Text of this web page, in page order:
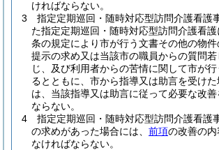
ければならない。
3
指定定期巡回・随時対応型訪問介護看護
た指定定期巡回・随時対応型訪問介護看
条の規定により市が行う文書その他の物
提示の求め又は当該市の職員からの質問
じ、及び利用者からの苦情に関して市が
るとともに、市から指導又は助言を受け
は、当該指導又は助言に従って必要な改
ならない。
4
指定定期巡回・随時対応型訪問介護看護
の求めがあった場合には、 前項の改善の
なければならない。